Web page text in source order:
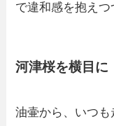
で違和感を抱えつ
河津桜を横目に
油壷から、いつ